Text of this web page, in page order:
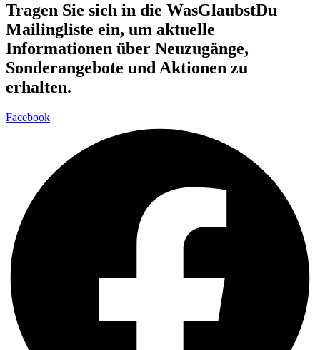
Tragen Sie sich in die WasGlaubstDu
Mailingliste ein, um aktuelle
Informationen über Neuzugänge,
Sonderangebote und Aktionen zu
erhalten.
Facebook